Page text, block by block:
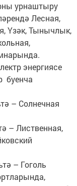
урнаштыру
Лесная,
Үзәк, Тынычлык,
энергиясе
буенча
– Солнечная
– Лиственная,
– Гоголь